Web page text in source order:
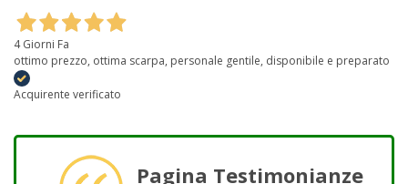
4 Giorni Fa
ottimo prezzo, ottima scarpa, personale gentile, disponibile e preparato
Acquirente verificato
Pagina Testimonianze